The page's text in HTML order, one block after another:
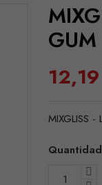
MIXGLISS